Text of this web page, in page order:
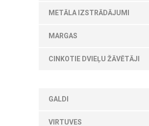
METĀLA IZSTRĀDĀJUMI
MARGAS
CINKOTIE DVIEĻU ŽĀVĒTĀJI
GALDI
VIRTUVES